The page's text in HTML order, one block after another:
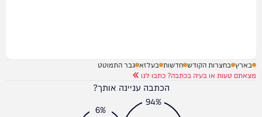
בארץ בחצרות הקודש חדשות בעלזא גבר התמוטט
מצאתם טעות או בעיה בכתבה? כתבו לנו
הכתבה עניינה אותך?
94%
6%